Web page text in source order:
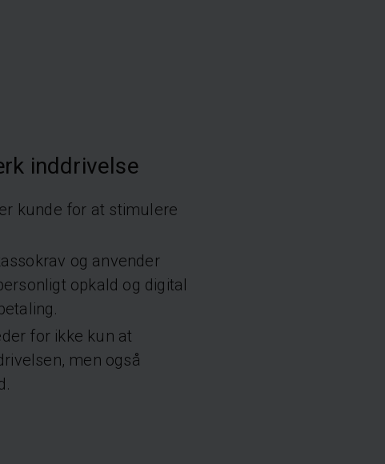
inddrivelse
kunde for at stimulere
og anvender
opkald og digital
for ikke kun at
men også